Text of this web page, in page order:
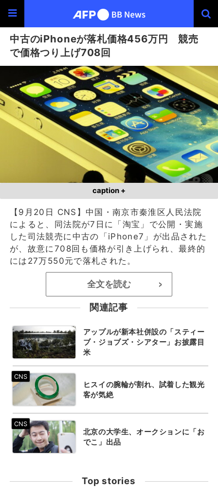
中古のiPhoneが落札価格456万円 競売
で価格つり上げ708回
caption +
【9月20日 CNS】中国・南京市秦淮区人民法院
によると、同法院が7日に「淘宝」で公開・実施
した司法競売に中古の「iPhone7」が出品された
が、故意に708回も価格が引き上げられ、最終的
には27万550元で落札された。
全文を読む >
関連記事
アップルが新本社併設の「スティー
ブ・ジョブズ・シアター」お披露目
米
ヒスイの腕輪が割れ、試着した観光
客が気絶
北京の大学生、オークションに「お
でこ」出品
Top stories